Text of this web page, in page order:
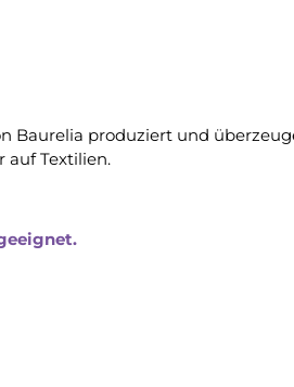
Baurelia produziert und
auf Textilien.